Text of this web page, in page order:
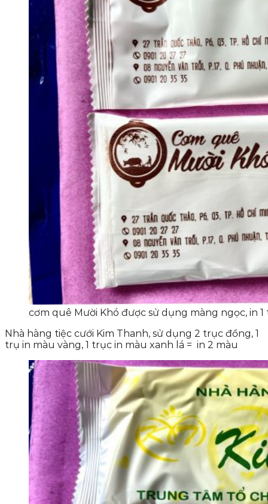
cơm quê Mười Khó được sử dụng màng ngọc, in
Nhà hàng tiệc cưới Kim Thanh, sử dụng 2 trục đồng, 1
trụ in màu vàng, 1 trục in màu xanh lá = in 2 màu